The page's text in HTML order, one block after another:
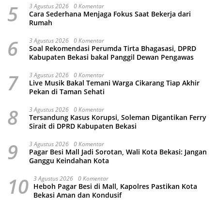
5 3 Agustus 2026 0 Komentar
Cara Sederhana Menjaga Fokus Saat Bekerja dari
Rumah
6 3 Agustus 2026 0 Komentar
Soal Rekomendasi Perumda Tirta Bhagasasi, DPRD
Kabupaten Bekasi bakal Panggil Dewan Pengawas
7 3 Agustus 2026 0 Komentar
Live Musik Bakal Temani Warga Cikarang Tiap Akhir
Pekan di Taman Sehati
8 3 Agustus 2026 0 Komentar
Tersandung Kasus Korupsi, Soleman Digantikan Ferry
Sirait di DPRD Kabupaten Bekasi
9 3 Agustus 2026 0 Komentar
Pagar Besi Mall Jadi Sorotan, Wali Kota Bekasi: Jangan
Ganggu Keindahan Kota
10 3 Agustus 2026 0 Komentar
Heboh Pagar Besi di Mall, Kapolres Pastikan Kota
Bekasi Aman dan Kondusif